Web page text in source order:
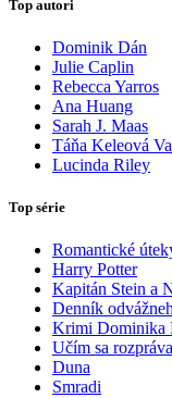
Top autori
Dominik Dán
Julie Caplin
Rebecca Yarros
Ana Huang
Sarah J. Maas
Táňa Keleová
Lucinda Riley
Top série
Romantické
Harry Potter
Kapitán Stein a
Denník
Krimi Dominika
Učím sa
Duna
Smradi